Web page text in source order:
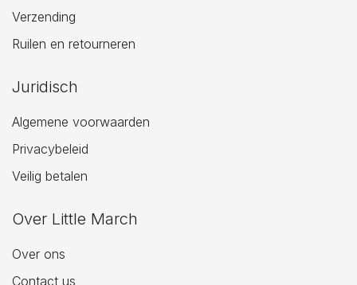
Verzending
Ruilen en retourneren
Juridisch
Algemene voorwaarden
Privacybeleid
Veilig betalen
Over Little March
Over ons
Contact us